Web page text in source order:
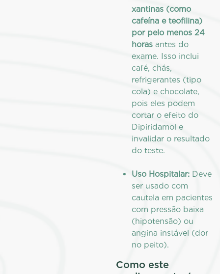
xantinas (como
cafeína e teofilina)
por pelo menos 24
horas antes do
exame. Isso inclui
café, chás,
refrigerantes (tipo
cola) e chocolate,
pois eles podem
cortar o efeito do
Dipiridamol e
invalidar o resultado
do teste.
Uso Hospitalar: Deve
ser usado com
cautela em pacientes
com pressão baixa
(hipotensão) ou
angina instável (dor
no peito).
Como este